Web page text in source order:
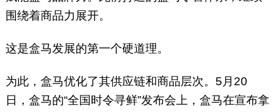
围绕着商品力展开。
这是盒马发展的第一个硬道理。
为此，盒马优化了其供应链和商品层次。 5月20
日，盒马的“全国时令寻鲜”发布会上，盒马在宣布拿